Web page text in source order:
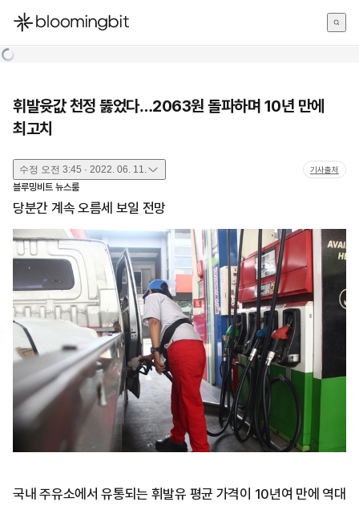
한국어
휘발윳값 천정 뚫었다…2063원 돌파하며 10년 만에
최고치
수정 오전 3:45 · 2022. 06. 11. 기사출처
블루밍비트 뉴스룸
당분간 계속 오름세 보일 전망
국내 주유소에서 유통되는 휘발유 평균 가격이 10년여 만에 역대